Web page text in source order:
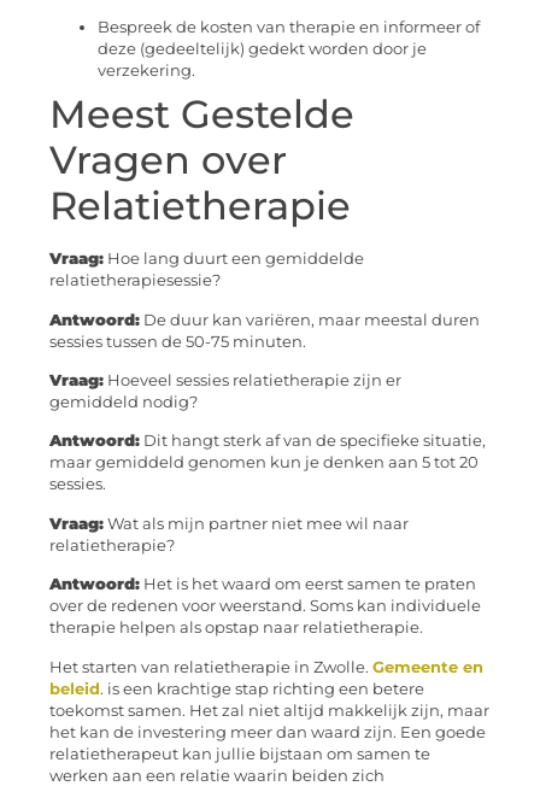
Bespreek de kosten van therapie en informeer of
deze (gedeeltelijk) gedekt worden door je
verzekering.
Meest Gestelde
Vragen over
Relatietherapie
Vraag: Hoe lang duurt een gemiddelde
relatietherapiesessie?
Antwoord: De duur kan variëren, maar meestal duren
sessies tussen de 50-75 minuten.
Vraag: Hoeveel sessies relatietherapie zijn er
gemiddeld nodig?
Antwoord: Dit hangt sterk af van de specifieke situatie,
maar gemiddeld genomen kun je denken aan 5 tot 20
sessies.
Vraag: Wat als mijn partner niet mee wil naar
relatietherapie?
Antwoord: Het is het waard om eerst samen te praten
over de redenen voor weerstand. Soms kan individuele
therapie helpen als opstap naar relatietherapie.
Het starten van relatietherapie in Zwolle. Gemeente en
beleid. is een krachtige stap richting een betere
toekomst samen. Het zal niet altijd makkelijk zijn, maar
het kan de investering meer dan waard zijn. Een goede
relatietherapeut kan jullie bijstaan om samen te
werken aan een relatie waarin beiden zich